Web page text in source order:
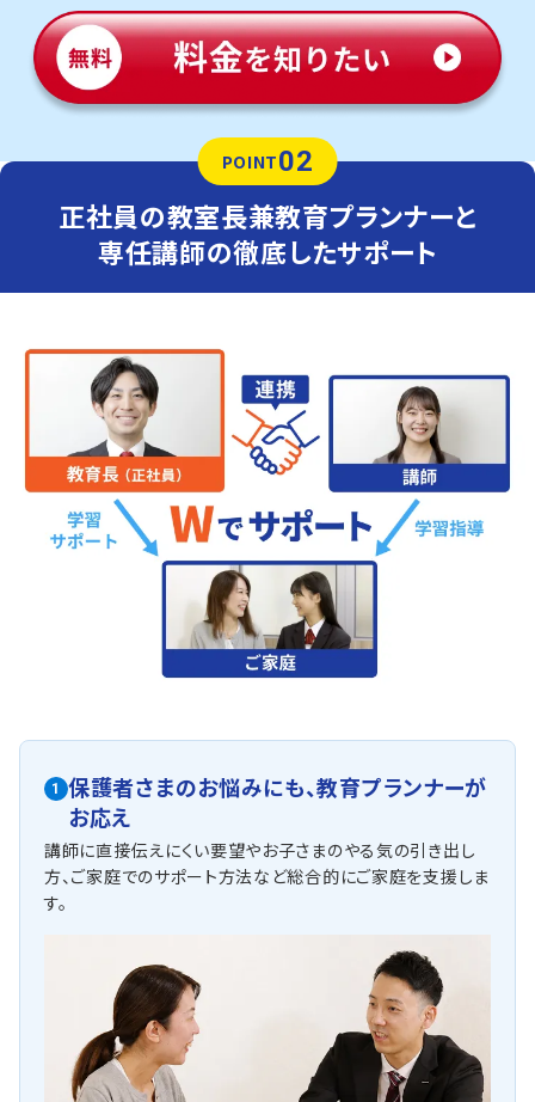
POINT02
正社員の教室長兼教育プランナーと
専任講師の徹底したサポート
1 保護者さまのお悩みにも、教育プランナーが
お応え
講師に直接伝えにくい要望やお子さまのやる気の引き出し
方、ご家庭でのサポート方法など総合的にご家庭を支援しま
す。